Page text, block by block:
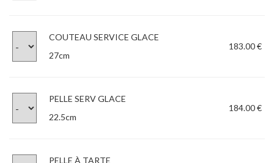
COUTEAU SERVICE GLACE
27cm
183.00 €
PELLE SERV GLACE
22.5cm
184.00 €
PELLE À TARTE